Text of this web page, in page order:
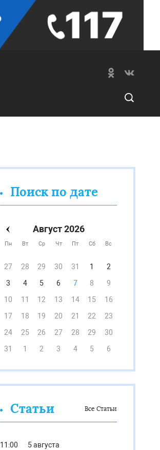
Поиск по дате
Август 2026
Пн Вт Ср Чт Пт Сб Вс
27 28 29 30 31 1
2
3
4 5 6 7 8
9
10
11 12 13 14 15
16
17
18 19 20 21 22
23
24
25 26 27 28 29
30
31
1 2 3 4 5 6
Статьи Все Статьи
11:00
5 августа